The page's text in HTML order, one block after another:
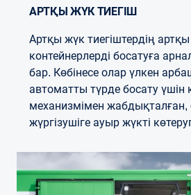
АРТҚЫ ЖҮК ТИЕГІШ
Артқы жүк тиегіштердің
контейнерлерді босатуға
бар. Көбінесе олар үлкен
автоматты түрде босату үшін
механизмімен жабдықталған,
жүргізушіге ауыр жүкті